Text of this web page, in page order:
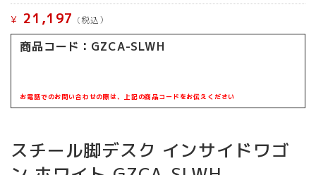
¥ 21,197 (税込）
商品コード： GZCA-SLWH
お電話でのお問い合わせの際は、上記の商品コードをお伝えください
スチール脚デスク インサイドワゴ